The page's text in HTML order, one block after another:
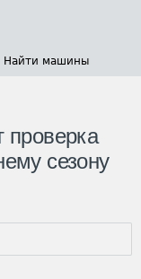
Найти машины
проверка
сезону